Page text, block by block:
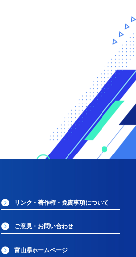
リンク・著作権・免責事項について
ご意見・お問い合わせ
富山県ホームページ